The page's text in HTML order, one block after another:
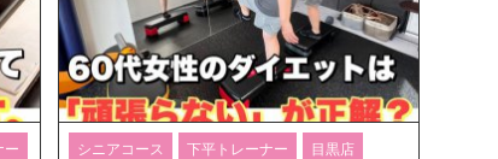
ー シニアコース 下平トレーナー 目黒店